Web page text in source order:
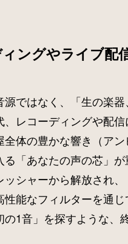
ングやライブ配
ではなく、「生の楽器
レコーディングや配信
体の豊かな響き（アン
「あなたの声の芯」が
シャーから解放され、
能なフィルターを通じ
1音」を探すような、